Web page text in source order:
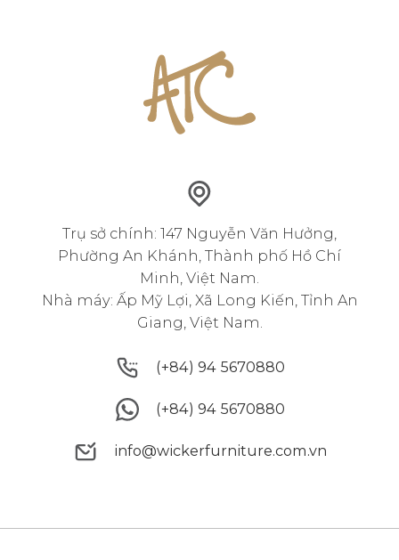
Trụ sở chính: 147 Nguyễn Văn Hưởng,
Phường An Khánh, Thành phố Hồ Chí
Minh, Việt Nam.
Nhà máy: Ấp Mỹ Lợi, Xã Long Kiến, Tỉnh An
Giang, Việt Nam.
(+84) 94 5670880
(+84) 94 5670880
(+84) 94 5670880
(+84) 94 5670880
info@wickerfurniture.com.vn